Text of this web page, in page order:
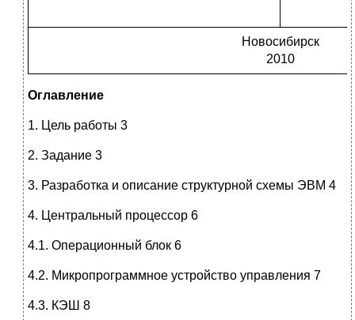
Новосибирск
2010
Оглавление
1. Цель работы 3
2. Задание 3
3. Разработка и описание структурной схемы ЭВМ 4
4. Центральный процессор 6
4.1. Операционный блок 6
4.2. Микропрограммное устройство управления 7
4.3. КЭШ 8